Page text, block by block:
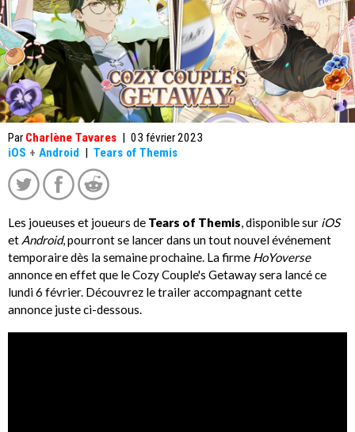
Par Charlène Tavares | 03 février 2023
iOS + Android | Tears of Themis
Les joueuses et joueurs de Tears of Themis, disponible sur iOS
et Android, pourront se lancer dans un tout nouvel événement
temporaire dès la semaine prochaine. La firme HoYoverse
annonce en effet que le Cozy Couple's Getaway sera lancé ce
lundi 6 février. Découvrez le trailer accompagnant cette
annonce juste ci-dessous.